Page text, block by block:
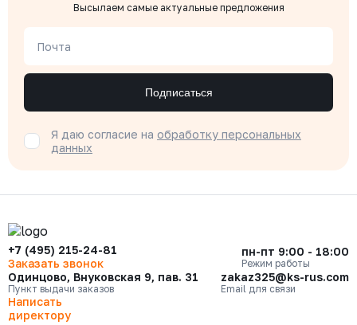
Высылаем самые актуальные предложения
Почта
Подписаться
Я даю согласие на обработку персональных
данных
+7 (495) 215-24-81
Заказать звонок
пн-пт 9:00 - 18:00
Режим работы
Одинцово, Внуковская 9, пав. 31
Пункт выдачи заказов
zakaz325@ks-rus.com
Email для связи
Написать
директору